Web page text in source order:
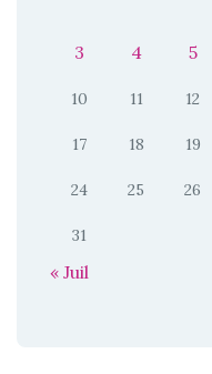
3 4 5
10 11 12
17 18 19
24 25 26
31
« Juil